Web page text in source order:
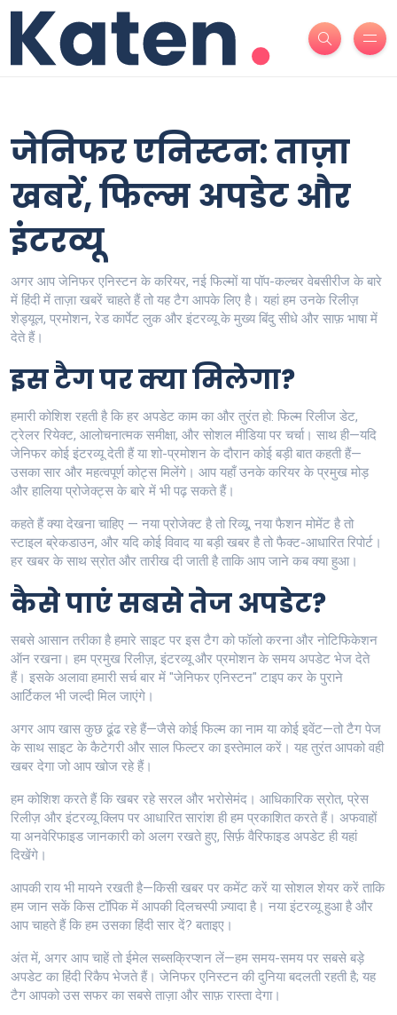
जेनिफर एनिस्टन: ताज़ा
खबरें, फिल्म अपडेट और
इंटरव्यू
अगर आप जेनिफर एनिस्टन के करियर, नई फिल्मों या पॉप-कल्चर वेबसीरीज के बारे
में हिंदी में ताज़ा खबरें चाहते हैं तो यह टैग आपके लिए है। यहां हम उनके रिलीज़
शेड्यूल, प्रमोशन, रेड कार्पेट लुक और इंटरव्यू के मुख्य बिंदु सीधे और साफ़ भाषा में
देते हैं।
इस टैग पर क्या मिलेगा?
हमारी कोशिश रहती है कि हर अपडेट काम का और तुरंत हो: फिल्म रिलीज डेट,
ट्रेलर रियेक्ट, आलोचनात्मक समीक्षा, और सोशल मीडिया पर चर्चा। साथ ही—यदि
जेनिफर कोई इंटरव्यू देती हैं या शो-प्रमोशन के दौरान कोई बड़ी बात कहती हैं—
उसका सार और महत्वपूर्ण कोट्स मिलेंगे। आप यहाँ उनके करियर के प्रमुख मोड़
और हालिया प्रोजेक्ट्स के बारे में भी पढ़ सकते हैं।
कहते हैं क्या देखना चाहिए — नया प्रोजेक्ट है तो रिव्यू, नया फैशन मोमेंट है तो
स्टाइल ब्रेकडाउन, और यदि कोई विवाद या बड़ी खबर है तो फैक्ट-आधारित रिपोर्ट।
हर खबर के साथ स्रोत और तारीख दी जाती है ताकि आप जाने कब क्या हुआ।
कैसे पाएं सबसे तेज अपडेट?
सबसे आसान तरीका है हमारे साइट पर इस टैग को फॉलो करना और नोटिफिकेशन
ऑन रखना। हम प्रमुख रिलीज़, इंटरव्यू और प्रमोशन के समय अपडेट भेज देते
हैं। इसके अलावा हमारी सर्च बार में "जेनिफर एनिस्टन" टाइप कर के पुराने
आर्टिकल भी जल्दी मिल जाएंगे।
अगर आप खास कुछ ढूंढ रहे हैं—जैसे कोई फिल्म का नाम या कोई इवेंट—तो टैग पेज
के साथ साइट के कैटेगरी और साल फिल्टर का इस्तेमाल करें। यह तुरंत आपको वही
खबर देगा जो आप खोज रहे हैं।
हम कोशिश करते हैं कि खबर रहे सरल और भरोसेमंद। आधिकारिक स्रोत, प्रेस
रिलीज़ और इंटरव्यू क्लिप पर आधारित सारांश ही हम प्रकाशित करते हैं। अफवाहों
या अनवेरिफाइड जानकारी को अलग रखते हुए, सिर्फ़ वैरिफाइड अपडेट ही यहां
दिखेंगे।
आपकी राय भी मायने रखती है—किसी खबर पर कमेंट करें या सोशल शेयर करें ताकि
हम जान सकें किस टॉपिक में आपकी दिलचस्पी ज़्यादा है। नया इंटरव्यू हुआ है और
आप चाहते हैं कि हम उसका हिंदी सार दें? बताइए।
अंत में, अगर आप चाहें तो ईमेल सब्सक्रिप्शन लें—हम समय-समय पर सबसे बड़े
अपडेट का हिंदी रिकैप भेजते हैं। जेनिफर एनिस्टन की दुनिया बदलती रहती है; यह
टैग आपको उस सफर का सबसे ताज़ा और साफ़ रास्ता देगा।